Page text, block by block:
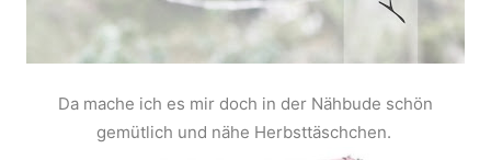
Da mache ich es mir doch in der Nähbude schön
gemütlich und nähe Herbsttäschchen.